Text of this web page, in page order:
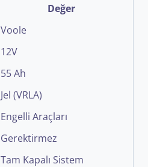
Değer
Voole
12V
55 Ah
Jel (VRLA)
Engelli Araçları
Gerektirmez
Tam Kapalı Sistem